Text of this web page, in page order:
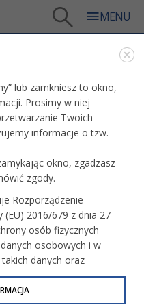
miast partnerskich
-
MIAST
lub zamkniesz to okno,
Prosimy w niej
Twoich
informacje o tzw.
okno, zgadzasz
zgody.
Rozporządzenie
(EU) 2016/679 z dnia 27
osób fizycznych
osobowych i w
danych oraz
jako RODO, GDPR
Danych